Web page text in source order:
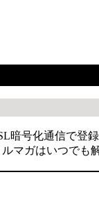
暗号化通信で登録
マガはいつでも